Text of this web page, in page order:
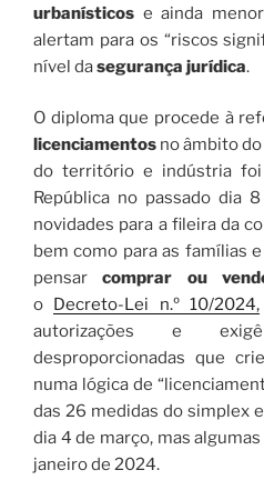
urbanísticos e ainda
alertam para os “riscos
nível dasegurança jurídica.
O diploma que procede à
licenciamentos no âmbito
do território e indústria
República no passado dia
novidades para a fileira da
bem como para as famílias
pensarcomprar ou
o Decreto-Lei n.º 10/2024,
autorizações e
desproporcionadas que
numa lógica de
das 26 medidas do simplex
dia 4 de março, mas
janeiro de 2024.